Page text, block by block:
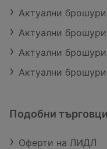
Актуални
Актуални
Актуални
Актуални
Подобни търговци
Оферти на ЛИДЛ